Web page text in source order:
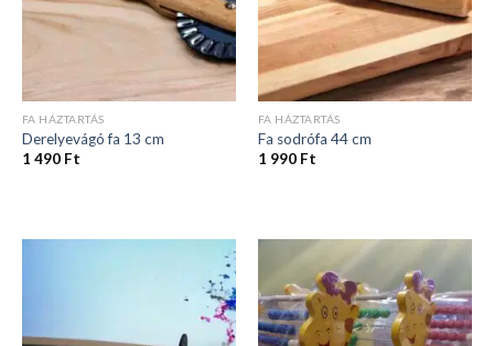
FA HÁZTARTÁS
Derelyevágó fa 13 cm
1 490 Ft
FA HÁZTARTÁS
Fa sodrófa 44 cm
1 990 Ft